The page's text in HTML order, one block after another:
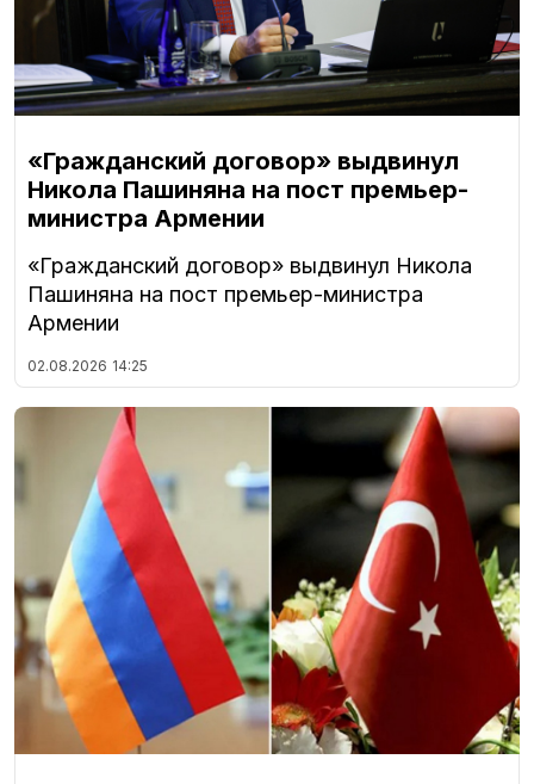
«Гражданский договор» выдвинул
Никола Пашиняна на пост премьер-
министра Армении
«Гражданский договор» выдвинул Никола
Пашиняна на пост премьер-министра
Армении
02.08.2026 14:25